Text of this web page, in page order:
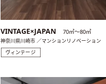
VINTAGE×JAPAN 70㎡〜80㎡
神奈川県川崎市 ／マンションリノベーション
ヴィンテージ